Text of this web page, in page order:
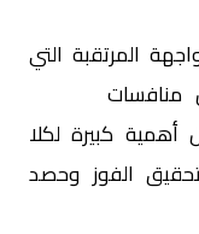
المرتقبة التي
أهمية كبيرة لكلا
الفوز وحصد